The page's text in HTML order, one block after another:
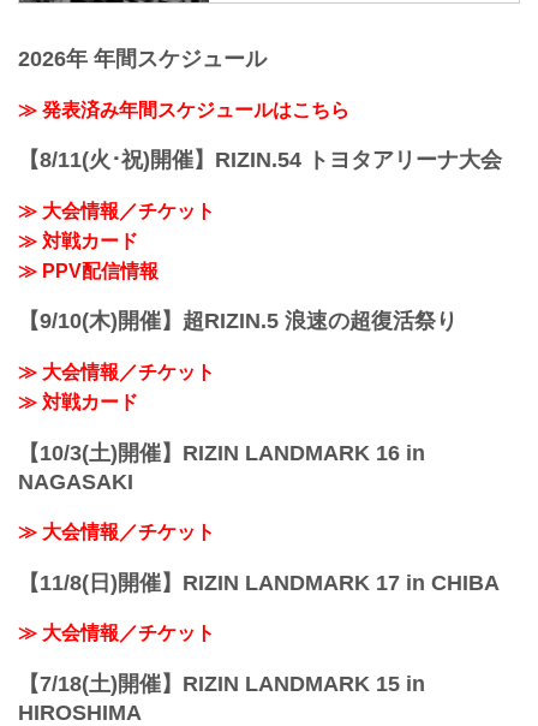
イジン ファイティング フェデレーショ
いきます。
2026年 年間スケジュール
≫ 発表済み年間スケジュールはこちら
【8/11(火･祝)開催】RIZIN.54 トヨタアリーナ大会
≫ 大会情報／チケット
≫ 対戦カード
≫ PPV配信情報
【9/10(木)開催】超RIZIN.5 浪速の超復活祭り
≫ 大会情報／チケット
≫ 対戦カード
【10/3(土)開催】RIZIN LANDMARK 16 in
NAGASAKI
≫ 大会情報／チケット
【11/8(日)開催】RIZIN LANDMARK 17 in CHIBA
≫ 大会情報／チケット
【7/18(土)開催】RIZIN LANDMARK 15 in
HIROSHIMA